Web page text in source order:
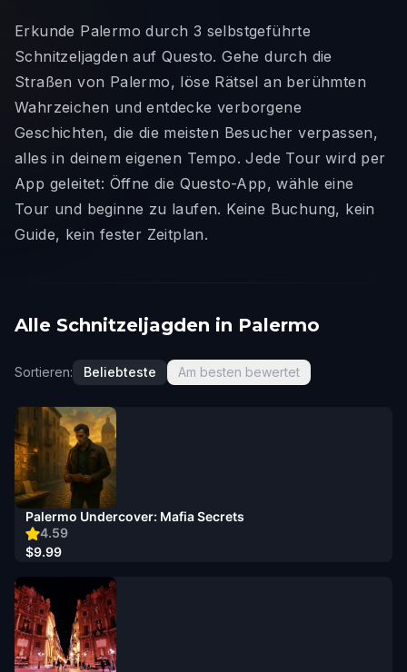
Erkunde Palermo durch 3 selbstgeführte
Schnitzeljagden auf Questo. Gehe durch die
Straßen von Palermo, löse Rätsel an berühmten
Wahrzeichen und entdecke verborgene
Geschichten, die die meisten Besucher verpassen,
alles in deinem eigenen Tempo. Jede Tour wird per
App geleitet: Öffne die Questo-App, wähle eine
Tour und beginne zu laufen. Keine Buchung, kein
Guide, kein fester Zeitplan.
Alle Schnitzeljagden in Palermo
Sortieren: Beliebteste Am besten bewertet
4.59
Palermo Undercover: Mafia Secrets
$9.99